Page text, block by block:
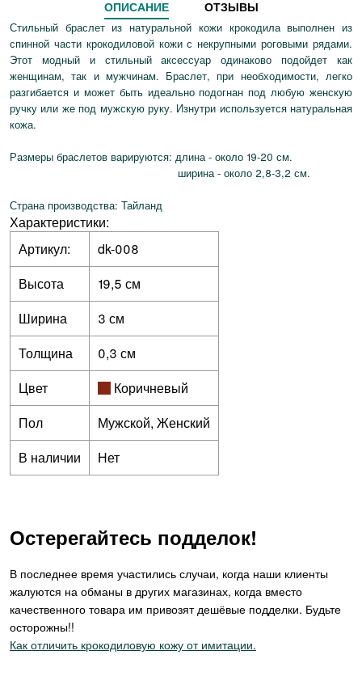
ОПИСАНИЕ ОТЗЫВЫ
Стильный браслет из натуральной кожи крокодила выполнен из
спинной части крокодиловой кожи с некрупными роговыми рядами.
Этот модный и стильный аксессуар одинаково подойдет как
женщинам, так и мужчинам. Браслет, при необходимости, легко
разгибается и может быть идеально подогнан под любую женскую
ручку или же под мужскую руку. Изнутри используется натуральная
кожа.
Размеры браслетов варируются: длина - около 19-20 см.
ширина - около 2,8-3,2 см.
Страна производства: Тайланд
Характеристики:
Артикул:
dk-008
Высота
19,5 см
Ширина
3 см
Толщина
0,3 см
Цвет
Коричневый
Пол
Мужской, Женский
В наличии
Нет
Остерегайтесь подделок!
В последнее время участились случаи, когда наши клиенты
жалуются на обманы в других магазинах, когда вместо
качественного товара им привозят дешёвые подделки. Будьте
осторожны!!
Как отличить крокодиловую кожу от имитации.